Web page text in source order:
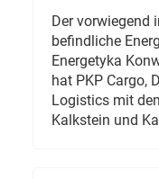
Der vorwiegend
befindliche
Energetyka
hat PKP Cargo,
Logistics mit
Kalkstein und